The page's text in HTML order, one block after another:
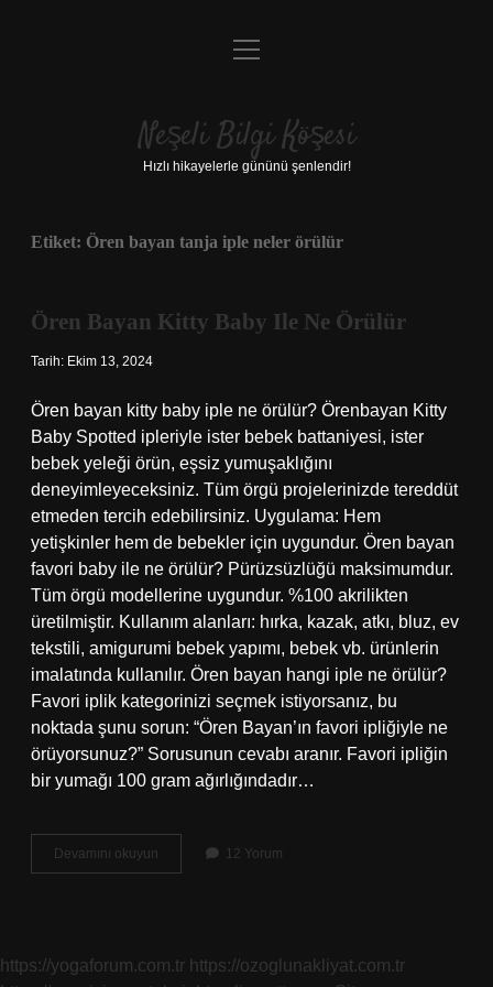
Anasayfa
Yasal Uyarı
menüyü
Neşeli Bilgi Köşesi
Hızlı hikayelerle gününü şenlendir!
Etiket: Ören bayan tanja iple neler örülür
Ören Bayan Kitty Baby Ile Ne Örülür
Tarih: Ekim 13, 2024
Ören bayan kitty baby iple ne örülür? Örenbayan Kitty
Baby Spotted ipleriyle ister bebek battaniyesi, ister
bebek yeleği örün, eşsiz yumuşaklığını
deneyimleyeceksiniz. Tüm örgü projelerinizde tereddüt
etmeden tercih edebilirsiniz. Uygulama: Hem
yetişkinler hem de bebekler için uygundur. Ören bayan
favori baby ile ne örülür? Pürüzsüzlüğü maksimumdur.
Tüm örgü modellerine uygundur. %100 akrilikten
üretilmiştir. Kullanım alanları: hırka, kazak, atkı, bluz, ev
tekstili, amigurumi bebek yapımı, bebek vb. ürünlerin
imalatında kullanılır. Ören bayan hangi iple ne örülür?
Favori iplik kategorinizi seçmek istiyorsanız, bu
noktada şunu sorun: “Ören Bayan’ın favori ipliğiyle ne
örüyorsunuz?” Sorusunun cevabı aranır. Favori ipliğin
bir yumağı 100 gram ağırlığındadır…
Devamını okuyun
Bayan
Örülür
12 Yorum
https://yogaforum.com.tr https://ozoglunakliyat.com.tr